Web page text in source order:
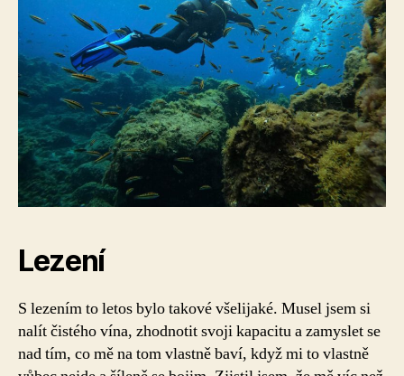
Lezení
S lezením to letos bylo takové všelijaké. Musel jsem si
nalít čistého vína, zhodnotit svoji kapacitu a zamyslet se
nad tím, co mě na tom vlastně baví, když mi to vlastně